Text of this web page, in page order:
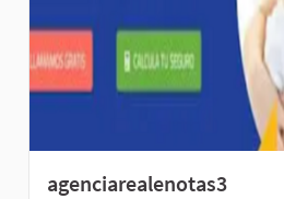
agenciarealenotas3